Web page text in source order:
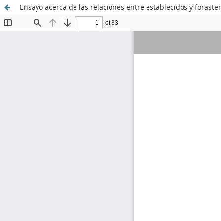
Ensayo acerca de las relaciones entre establecidos y